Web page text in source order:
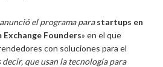
el programa parastartups en
Exchange Founders» en el que
con soluciones para el
decir, que usan la tecnología para